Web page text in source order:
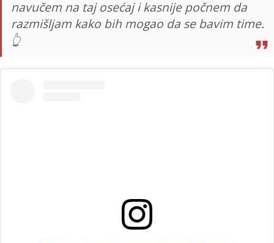
navučem na taj osećaj i kasnije počnem da
razmišljam kako bih mogao da se bavim time.
👆